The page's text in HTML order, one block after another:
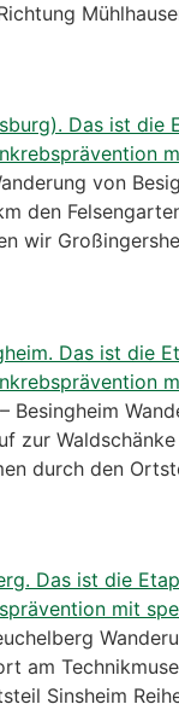
von
den
wir
Besingheim
zur
durch den
am
Sinsheim